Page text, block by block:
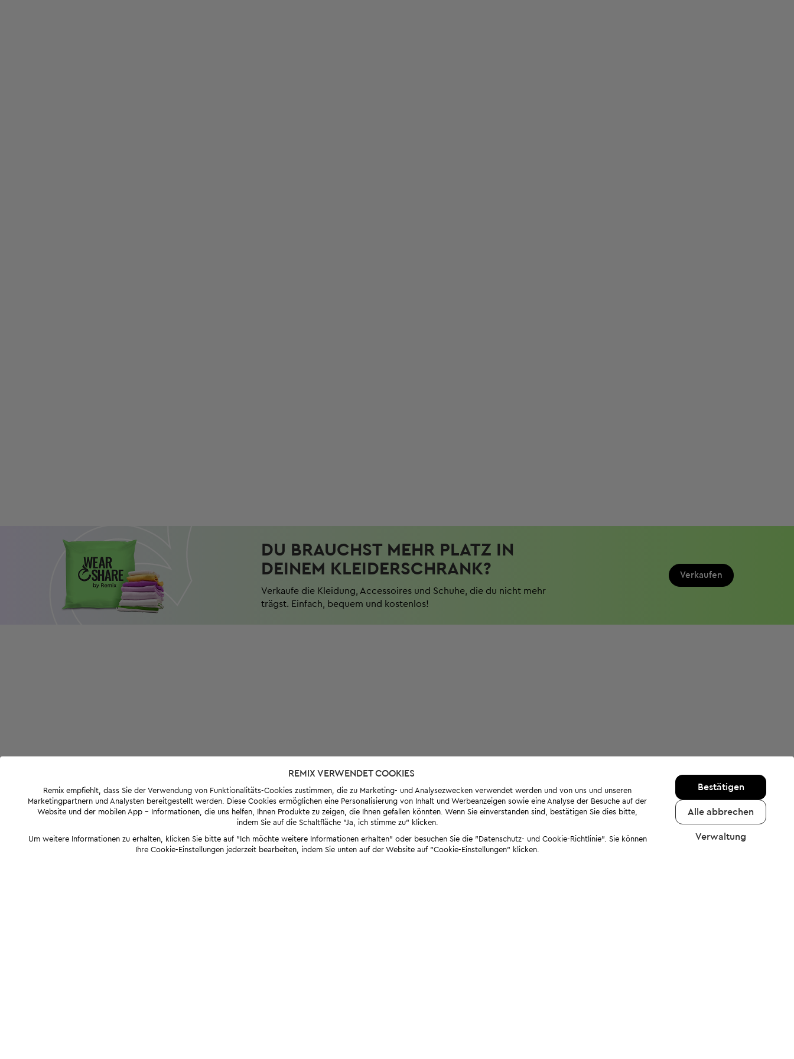
DU BRAUCHST MEHR PLATZ IN
DEINEM KLEIDERSCHRANK?
Verkaufe die Kleidung, Accessoires und Schuhe, die du nicht mehr
trägst. Einfach, bequem und kostenlos!
Verkaufen
REMIX VERWENDET COOKIES
Remix empfiehlt, dass Sie der Verwendung von Funktionalitäts-Cookies zustimmen, die zu Marketing- und Analysezwecken verwendet werden und von uns und unseren
Marketingpartnern und Analysten bereitgestellt werden. Diese Cookies ermöglichen eine Personalisierung von Inhalt und Werbeanzeigen sowie eine Analyse der Besuche auf der
Website und der mobilen App - Informationen, die uns helfen, Ihnen Produkte zu zeigen, die Ihnen gefallen könnten. Wenn Sie einverstanden sind, bestätigen Sie dies bitte,
indem Sie auf die Schaltfläche "Ja, ich stimme zu" klicken.
Um weitere Informationen zu erhalten, klicken Sie bitte auf "Ich möchte weitere Informationen erhalten" oder besuchen Sie die "Datenschutz- und Cookie-Richtlinie". Sie können
Ihre Cookie-Einstellungen jederzeit bearbeiten, indem Sie unten auf der Website auf "Cookie-Einstellungen" klicken.
Bestätigen
Alle abbrechen
Verwaltung